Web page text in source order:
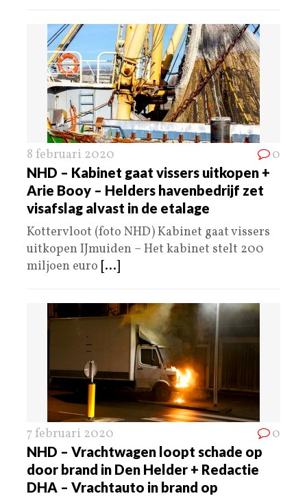
8 februari 2020 0
NHD – Kabinet gaat vissers uitkopen +
Arie Booy – Helders havenbedrijf zet
visafslag alvast in de etalage
Kottervloot (foto NHD) Kabinet gaat vissers
uitkopen IJmuiden – Het kabinet stelt 200
miljoen euro [...]
7 februari 2020 0
NHD – Vrachtwagen loopt schade op
door brand in Den Helder + Redactie
DHA – Vrachtauto in brand op